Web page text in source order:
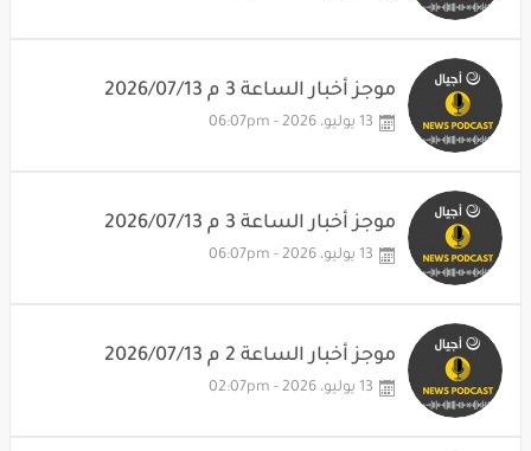
موجز أخبار الساعة 3 م 2026/07/13
13 يوليو، 2026 - 06:07pm
موجز أخبار الساعة 3 م 2026/07/13
13 يوليو، 2026 - 06:07pm
موجز أخبار الساعة 2 م 2026/07/13
13 يوليو، 2026 - 02:07pm